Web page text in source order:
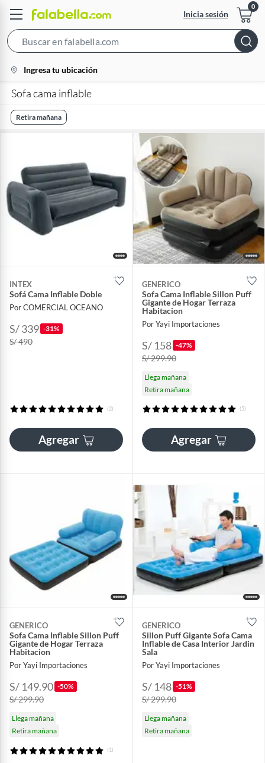
Inicia sesión
Bar
location-
icon
Ingresa tu ubicación
Sofa cama inflable
Retira mañana
INTEX
Sofá Cama Inflable Doble
Por COMERCIAL OCEANO
S/ 339 -31%
S/ 490
(2)
Agregar
GENERICO
Sofa Cama Inflable Sillon Puff
Gigante de Hogar Terraza
Habitacion
Por Yayi Importaciones
S/ 158 -47%
S/ 299.90
Llega mañana
Retira mañana
(5)
Agregar
GENERICO
Sofa Cama Inflable Sillon Puff
Gigante de Hogar Terraza
Habitacion
Por Yayi Importaciones
S/ 149.90 -50%
S/ 299.90
Llega mañana
Retira mañana
(1)
GENERICO
Sillon Puff Gigante Sofa Cama
Inflable de Casa Interior Jardin
Sala
Por Yayi Importaciones
S/ 148 -51%
S/ 299.90
Llega mañana
Retira mañana